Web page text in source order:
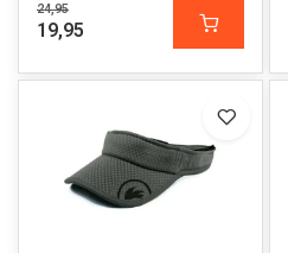
24,95
19,95